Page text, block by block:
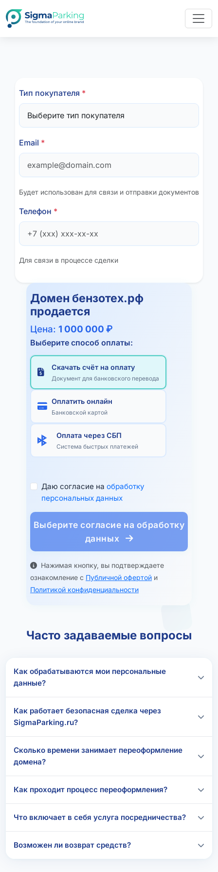
Тип покупателя *
Email *
Будет использован для связи и отправки документов
Телефон *
Для связи в процессе сделки
Домен бензотех.рф
продается
Цена: 1 000 000 ₽
Выберите способ оплаты:
Скачать счёт на оплату
Документ для банковского перевода
Оплатить онлайн
Банковской картой
Оплата через СБП
Система быстрых платежей
Даю согласие на обработку
персональных данных
Выберите согласие на обработку
данных
Нажимая кнопку, вы подтверждаете
ознакомление с Публичной офертой и
Политикой конфиденциальности
Часто задаваемые вопросы
Как обрабатываются мои персональные
данные?
Как работает безопасная сделка через
SigmaParking.ru?
Сколько времени занимает переоформление
домена?
Как проходит процесс переоформления?
Что включает в себя услуга посредничества?
Возможен ли возврат средств?